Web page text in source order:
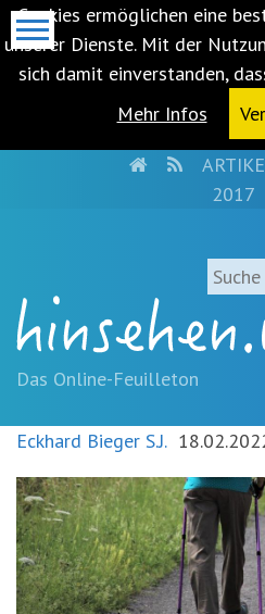
Cookies ermöglichen eine
unserer Dienste. Mit der
sich damit einverstanden,
Mehr Infos
springen
(Accesskey
'1')Zur
springen
'3')Zur
Suche
springen
(Accesskey
'2')
HOMERSS
2017
Suche
Das Online-Feuilleton
Eckhard Bieger S.J.